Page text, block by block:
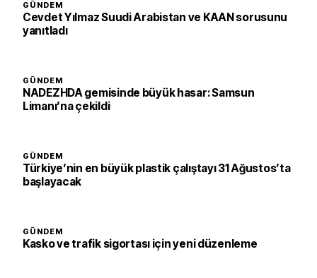
GÜNDEM
Cevdet Yılmaz Suudi Arabistan ve KAAN sorusunu
yanıtladı
GÜNDEM
NADEZHDA gemisinde büyük hasar: Samsun
Limanı’na çekildi
GÜNDEM
Türkiye’nin en büyük plastik çalıştayı 31 Ağustos’ta
başlayacak
GÜNDEM
Kasko ve trafik sigortası için yeni düzenleme